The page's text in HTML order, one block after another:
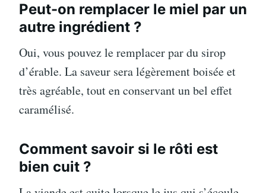
Peut-on remplacer le miel par un
autre ingrédient ?
Oui, vous pouvez le remplacer par du sirop
d’érable. La saveur sera légèrement boisée et
très agréable, tout en conservant un bel effet
caramélisé.
Comment savoir si le rôti est
bien cuit ?